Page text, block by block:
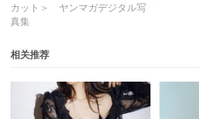
カット＞ ヤンマガデジタル写
真集
相关推荐